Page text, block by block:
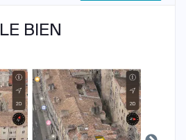
LE BIEN